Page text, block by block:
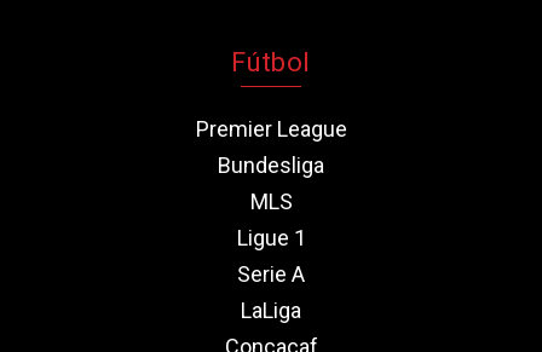
Fútbol
Premier League
Bundesliga
MLS
Ligue 1
Serie A
LaLiga
Concacaf